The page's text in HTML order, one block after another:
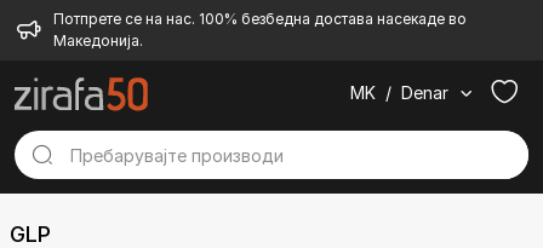
Потпрете се на нас. 100% безбедна достава насекаде во
Македонија.
MK / Denar
GLP